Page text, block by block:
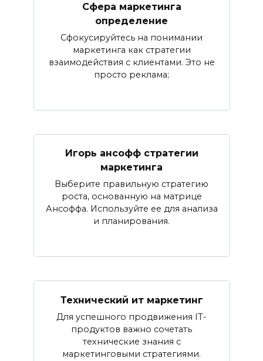
Сфера маркетинга
определение
Сфокусируйтесь на понимании
маркетинга как стратегии
взаимодействия с клиентами. Это не
просто реклама;
Игорь ансофф стратегии
маркетинга
Выберите правильную стратегию
роста, основанную на матрице
Ансоффа. Используйте ее для анализа
и планирования.
Технический ит маркетинг
Для успешного продвижения IT-
продуктов важно сочетать
технические знания с
маркетинговыми стратегиями.